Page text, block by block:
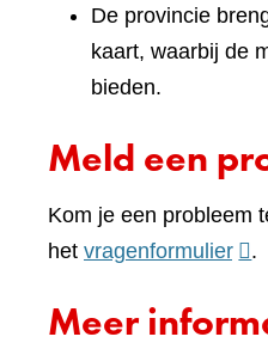
De provincie
kaart, waarbij de
bieden.
Meld een
Kom je een probleem
het vragenformulier
een
.
Meer